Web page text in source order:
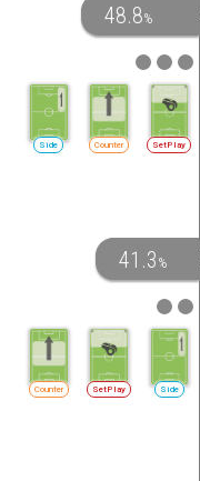
48.8%
SetPlay
Counter
Side
41.3 %
Side
SetPlay
Counter